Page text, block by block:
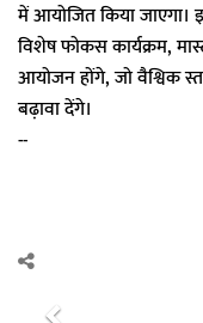
में आयोजित किया जाएगा।
विशेष फोकस कार्यक्रम,
आयोजन होंगे, जो वैश्विक
बढ़ावा देंगे।
--